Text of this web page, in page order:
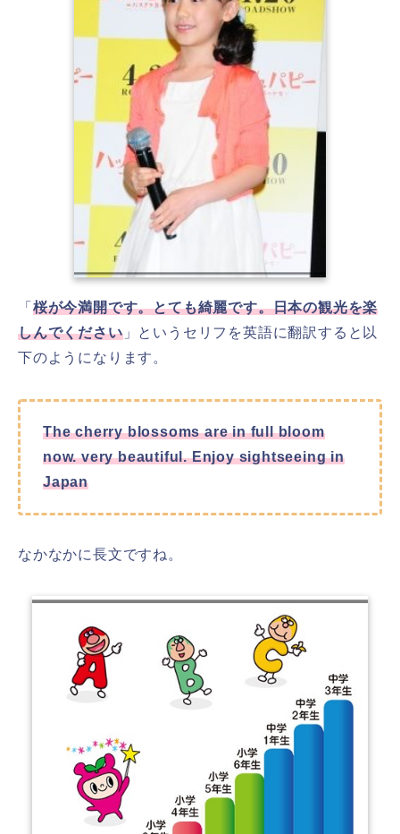
「 桜が今満開です。とても綺麗です。日本の観光を楽
しんでください」というセリフを英語に翻訳すると以
下のようになります。
The cherry blossoms are in full bloom
now. very beautiful. Enjoy sightseeing in
Japan
なかなかに長文ですね。